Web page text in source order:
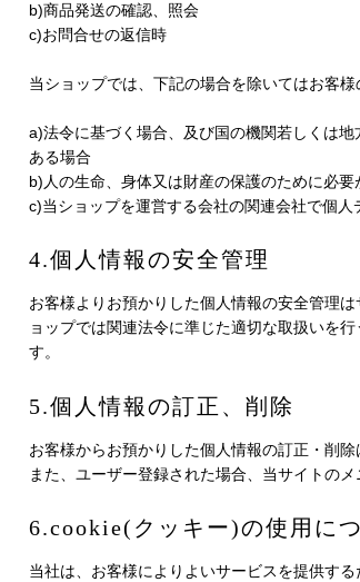
b)商品発送の確認、照会
c)お問合せの返信時
当ショップでは、下記の場合を除いてはお客
a)法令に基づく場合、及び国の機関若しくは
ある場合
b)人の生命、身体又は財産の保護のために必
c)当ショップを運営する会社の関連会社で個人
4.個人情報の安全管理
お客様よりお預かりした個人情報の安全管理
ョップでは関連法令に準じた適切な取扱いを
す。
5.個人情報の訂正、削除
お客様からお預かりした個人情報の訂正・削
また、ユーザー登録された場合、当サイトの
6.cookie(クッキー)の使用に
当社は、お客様によりよいサービスを提供す